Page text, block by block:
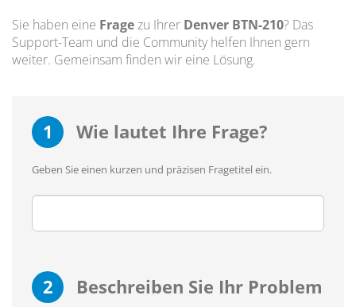
Sie haben eine Fragezu Ihrer Denver BTN-210? Das
Support-Team und die Community helfen Ihnen gern
weiter. Gemeinsam finden wir eine Lösung.
1 Wie lautet Ihre Frage?
Geben Sie einen kurzen und präzisen Fragetitel ein.
2 Beschreiben Sie Ihr Problem